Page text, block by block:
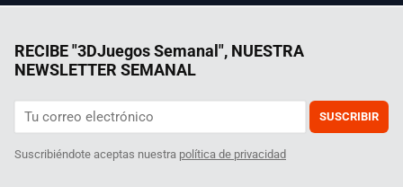
RECIBE "3DJuegos Semanal", NUESTRA
NEWSLETTER SEMANAL
SUSCRIBIR
Suscribiéndote aceptas nuestra política de privacidad